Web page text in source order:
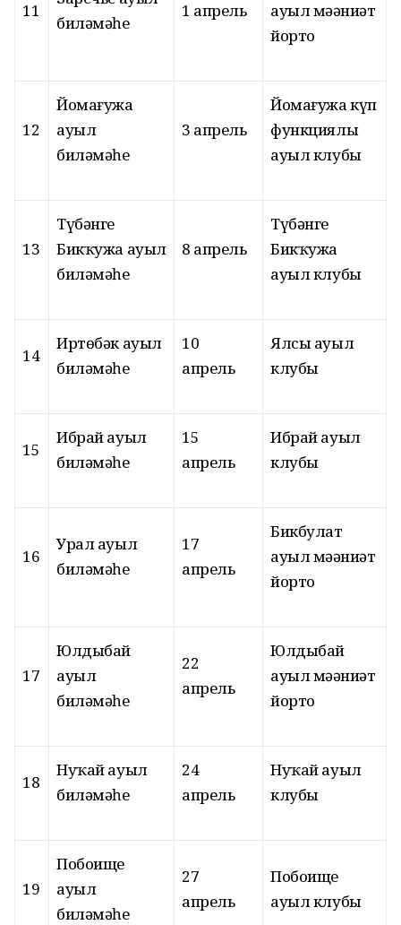
11
биләмәһе
1 апрель
ауыл мәҙәниәт
йорто
12
Йомағужа
ауыл
биләмәһе
3 апрель
Йомағужа күп
функциялы
ауыл клубы
13
Түбәнге
Бикҡужа ауыл
биләмәһе
8 апрель
Түбәнге
Бикҡужа
ауыл клубы
14
Иртөбәк ауыл
биләмәһе
10
апрель
Ялсы ауыл
клубы
15
Ибрай ауыл
биләмәһе
15
апрель
Ибрай ауыл
клубы
16
Урал ауыл
биләмәһе
17
апрель
Бикбулат
ауыл мәҙәниәт
йорто
17
Юлдыбай
ауыл
биләмәһе
22
апрель
Юлдыбай
ауыл мәҙәниәт
йорто
18
Нуҡай ауыл
биләмәһе
24
апрель
Нуҡай ауыл
клубы
19
Побоище
ауыл
биләмәһе
27
апрель
Побоище
ауыл клубы